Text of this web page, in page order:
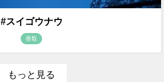
#スイゴウナウ
香取
もっと見る